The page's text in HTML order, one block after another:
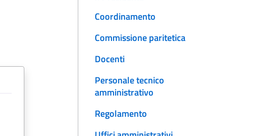
Coordinamento
Commissione paritetica
Docenti
Personale tecnico
amministrativo
Regolamento